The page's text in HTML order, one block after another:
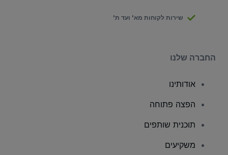
שירות לקוחות מא' ועד ת'
החברה שלנו
אודותינו
הפצה פתוחה
תוכנית שותפים
משקיעים